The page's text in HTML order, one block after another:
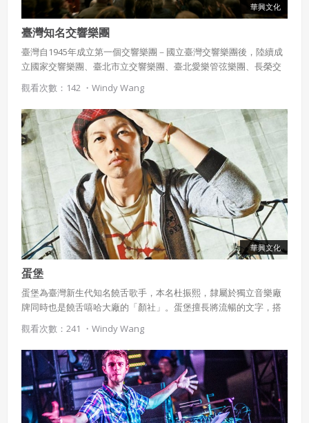
華興文化
臺灣知名交響樂團
臺灣自1945年成立第一個交響樂團－國立臺灣交響樂團後，陸續成
立國家交響樂團、臺北市立交響樂團、臺北愛樂管弦樂團、長榮交
響樂團、奇美管弦樂團...等，共計十餘個大型樂團，在多位指揮家如
陳秋盛、簡文彬、呂紹嘉...等人的努力之下，為臺灣交響樂產業發展
打下良好基礎、蓬勃發展。
觀看次數：142 ・ Windy Wang
華興文化
蛋堡
蛋堡為臺灣新生代知名饒舌歌手，本名杜振熙，隸屬於獨立音樂廠
牌同時也是饒舌嘻哈大廠的「顏社」。蛋堡擅長將流暢的文字，搭
配輕盈的爵士節奏，將嘻哈譜成詩歌，獨樹一格的「輕饒舌」風格
也使他獲得「嘻哈饒舌詩人」的稱號。
觀看次數：241 ・ Windy Wang